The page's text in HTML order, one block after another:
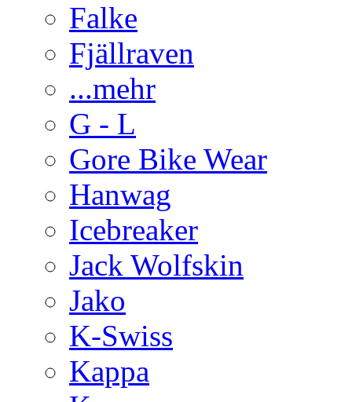
Falke
Fjällraven
...mehr
G - L
Gore Bike Wear
Hanwag
Icebreaker
Jack Wolfskin
Jako
K-Swiss
Kappa